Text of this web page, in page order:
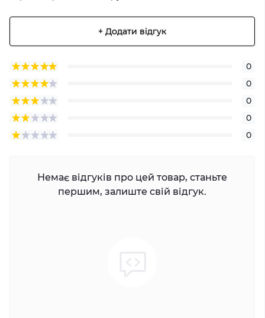
+ Додати відгук
0
0
0
0
0
Немає відгуків про цей товар, станьте
першим, залиште свій відгук.